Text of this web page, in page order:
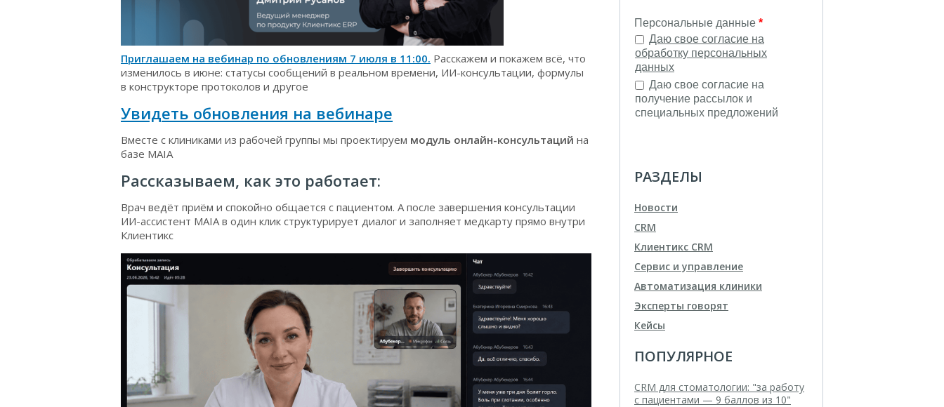
Приглашаем на вебинар по обновлениям 7 июля в 11:00. Расскажем и покажем всё, что
изменилось в июне: статусы сообщений в реальном времени, ИИ-консультации, формулы
в конструкторе протоколов и другое
Увидеть обновления на вебинаре
Вместе с клиниками из рабочей группы мы проектируем модуль онлайн-консультаций на
базе MAIA
Рассказываем, как это работает:
Врач ведёт приём и спокойно общается с пациентом. А после завершения консультации
ИИ-ассистент MAIA в один клик структурирует диалог и заполняет медкарту прямо внутри
Клиентикс
РАЗДЕЛЫ
Новости
CRM
Клиентикс CRM
Сервис и управление
Автоматизация клиники
Эксперты говорят
Кейсы
ПОПУЛЯРНОЕ
CRM для стоматологии: "за работу
с пациентами — 9 баллов из 10"